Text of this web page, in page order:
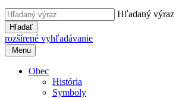
Hľadaný výraz
Hľadať
rozšírené vyhľadávanie
Menu
Obec
História
Symboly